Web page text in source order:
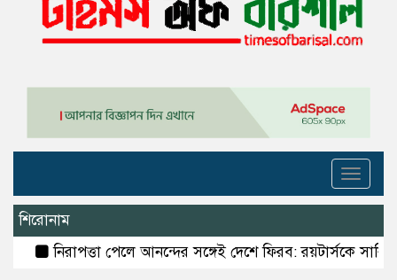
Toggle
শিরোনাম
নিরাপত্তা পেলে আনন্দের সঙ্গেই দেশে ফিরব: রয়টার্সকে সাকিব